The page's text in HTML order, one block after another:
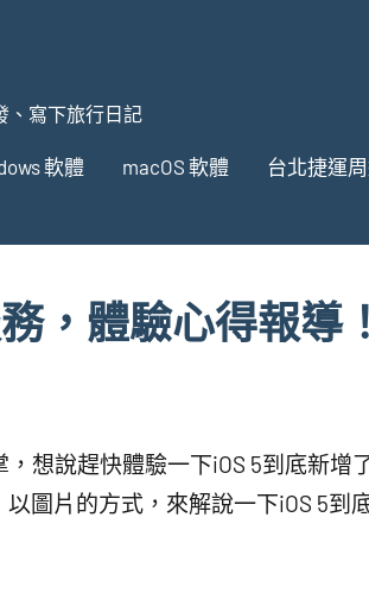
、寫下旅行日記
軟體 macOS 軟體 台北捷運
，體驗心得報導！
想說趕快體驗一下iOS 5到底新增
圖片的方式，來解說一下iOS 5到